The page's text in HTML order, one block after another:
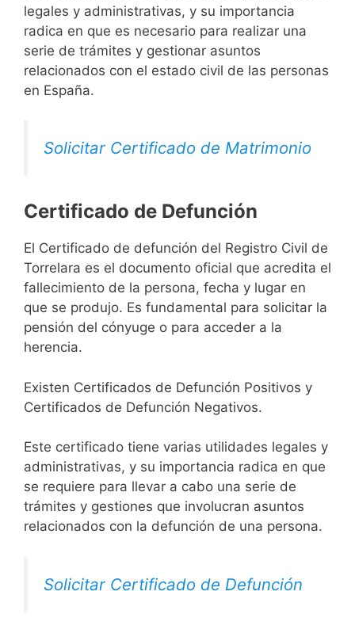
legales y administrativas, y su importancia
radica en que es necesario para realizar una
serie de trámites y gestionar asuntos
relacionados con el estado civil de las personas
en España.
Solicitar Certificado de Matrimonio
Certificado de Defunción
El Certificado de defunción del Registro Civil de
Torrelara es el documento oficial que acredita el
fallecimiento de la persona, fecha y lugar en
que se produjo. Es fundamental para solicitar la
pensión del cónyuge o para acceder a la
herencia.
Existen Certificados de Defunción Positivos y
Certificados de Defunción Negativos.
Este certificado tiene varias utilidades legales y
administrativas, y su importancia radica en que
se requiere para llevar a cabo una serie de
trámites y gestiones que involucran asuntos
relacionados con la defunción de una persona.
Solicitar Certificado de Defunción